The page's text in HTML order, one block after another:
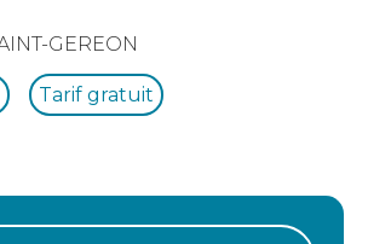
GEREON
Tarif gratuit